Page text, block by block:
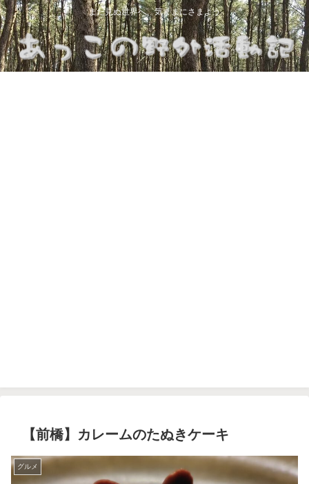
まだ見ぬ世界へ、気ままにさまよう
【前橋】カレームのたぬきケーキ
グルメ